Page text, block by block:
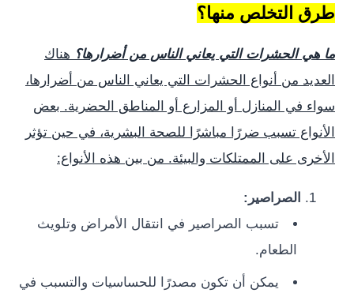
منها؟
الحشرات التي يعاني الناس من أضرارها؟هناك
من أنواع الحشرات التي يعاني الناس من أضرارها،
المنازل أو المزارع أو المناطق الحضرية. بعض
تسبب ضررًا مباشرًا للصحة البشرية، في حين تؤثر
على الممتلكات والبيئة. من بين هذه الأنواع:
الصراصير:
تسبب الصراصير في انتقال الأمراض وتلويث
يمكن أن تكون مصدرًا للحساسيات والتسبب في